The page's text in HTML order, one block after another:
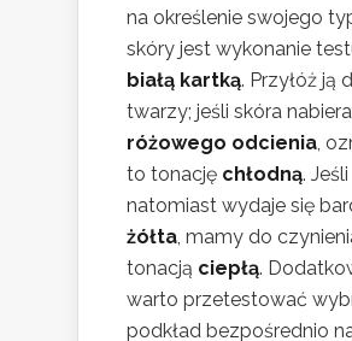
na określenie swojego
skóry jest wykonanie
białą kartką. Przyłóż ją
twarzy; jeśli skóra nabiera
różowego odcienia,
to tonację chłodną. Jeśli
natomiast wydaje się
żółta, mamy do
tonacją ciepłą.
warto przetestować
podkład bezpośrednio